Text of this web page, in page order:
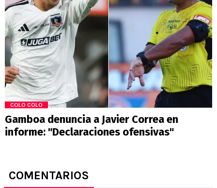
COLO COLO
Gamboa denuncia a Javier Correa en
informe: "Declaraciones ofensivas"
COMENTARIOS